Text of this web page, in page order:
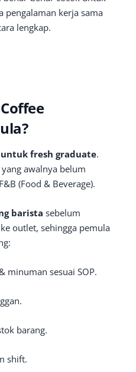
pengalaman kerja sama
lengkap.
fresh graduate.
awalnya belum
(Food & Beverage).
barista sebelum
outlet, sehingga pemula
minuman sesuai SOP.
barang.
shift.